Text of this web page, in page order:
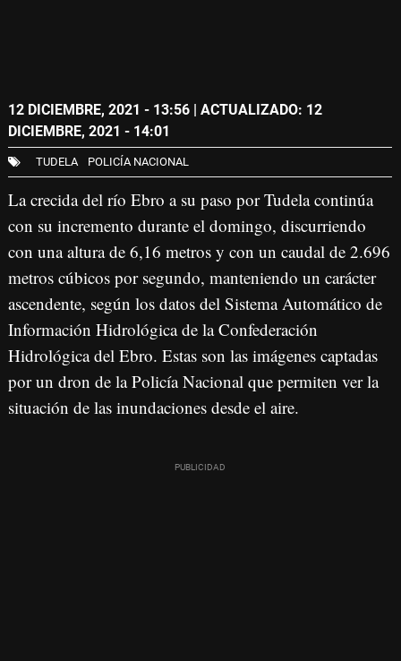
12 DICIEMBRE, 2021 - 13:56 | ACTUALIZADO: 12
DICIEMBRE, 2021 - 14:01
TUDELA POLICÍA NACIONAL
La crecida del río Ebro a su paso por Tudela continúa
con su incremento durante el domingo, discurriendo
con una altura de 6,16 metros y con un caudal de 2.696
metros cúbicos por segundo, manteniendo un carácter
ascendente, según los datos del Sistema Automático de
Información Hidrológica de la Confederación
Hidrológica del Ebro. Estas son las imágenes captadas
por un dron de la Policía Nacional que permiten ver la
situación de las inundaciones desde el aire.